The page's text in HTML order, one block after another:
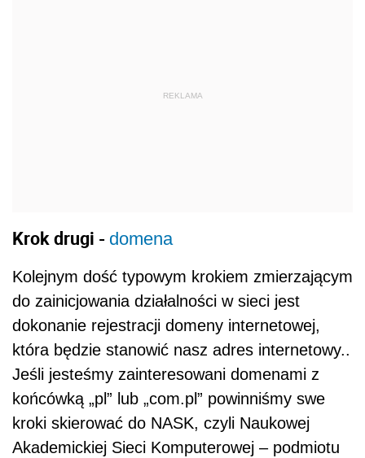
REKLAMA
Krok drugi - domena
Kolejnym dość typowym krokiem zmierzającym
do zainicjowania działalności w sieci jest
dokonanie rejestracji domeny internetowej,
która będzie stanowić nasz adres internetowy..
Jeśli jesteśmy zainteresowani domenami z
końcówką „pl” lub „com.pl” powinniśmy swe
kroki skierować do NASK, czyli Naukowej
Akademickiej Sieci Komputerowej – podmiotu